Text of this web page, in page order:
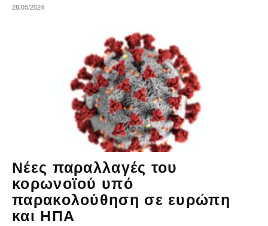
28/05/2024
Νέες παραλλαγές του
κορωνοϊού υπό
παρακολούθηση σε ευρώπη
και ΗΠΑ